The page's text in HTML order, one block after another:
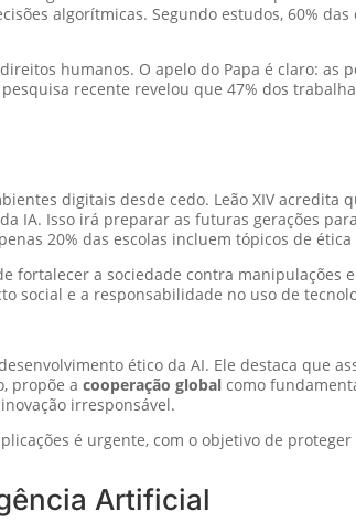
algorítmicas. Segundo estudos, 60%
humanos. O apelo do Papa é claro: as
recente revelou que 47% dos
digitais desde cedo. Leão XIV acredita
IA. Isso irá preparar as futuras gerações
20% das escolas incluem tópicos de
a sociedade contra manipulações
social e a responsabilidade no uso de
ético da AI. Ele destaca que
propõe acooperação global como
irresponsável.
é urgente, com o objetivo de
Artificial